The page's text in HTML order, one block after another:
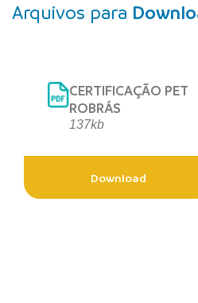
Arquivos para
CERTIFICAÇÃO PET
ROBRÁS
137kb
Download